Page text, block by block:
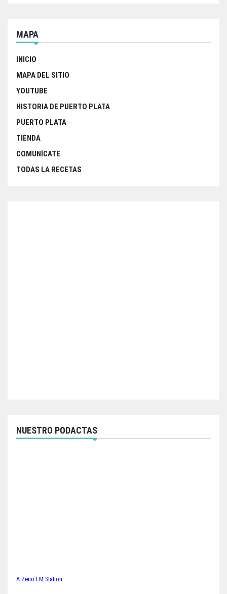
MAPA
INICIO
MAPA DEL SITIO
YOUTUBE
HISTORIA DE PUERTO PLATA
PUERTO PLATA
TIENDA
COMUNÍCATE
TODAS LA RECETAS
NUESTRO PODACTAS
A Zeno.FM Station